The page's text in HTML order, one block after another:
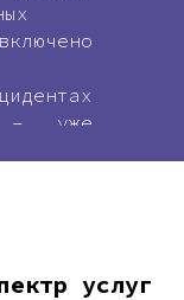
– уже
услуг